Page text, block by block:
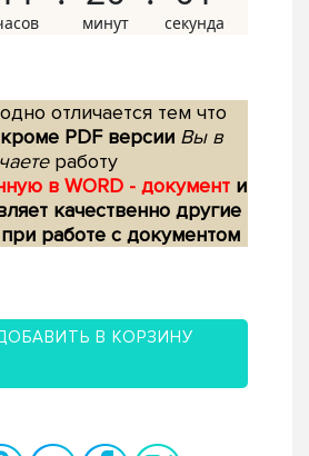
отличается тем что
кроме PDF версии Вы в
работу
в WORD - документ и
качественно другие
работе с документом
В КОРЗИНУ